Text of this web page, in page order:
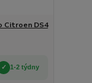
Citroen DS4
1-2 týdny